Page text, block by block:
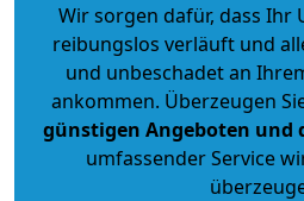
Wir sorgen dafür, dass Ihr
reibungslos verläuft und
und unbeschadet an
ankommen. Überzeugen
günstigen Angeboten und
umfassender Service